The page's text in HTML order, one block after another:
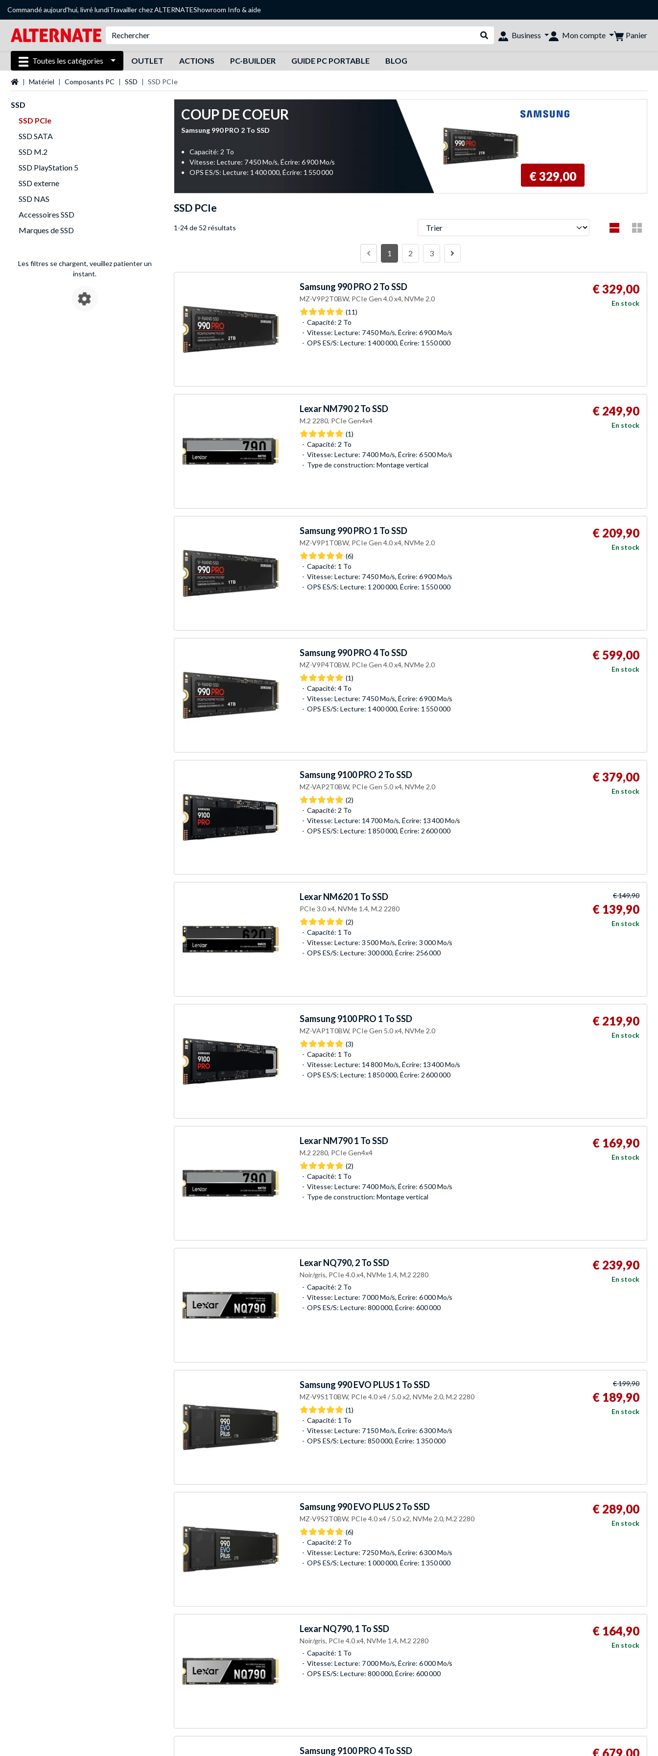
Commandé aujourd'hui, livré lundiTravailler chez ALTERNATEShowroom Info & aide
Rechercher dans le shop
Business Mon compte Panier
Toutes les catégories OUTLET ACTIONS PC-BUILDER GUIDE PC PORTABLE BLOG
Page d'accueil
Matériel Composants PC SSD SSD PCIe
SSD
SSD PCIe
SSD SATA
SSD M.2
SSD PlayStation 5
SSD externe
SSD NAS
Accessoires SSD
Marques de SSD
Les filtres se chargent, veuillez patienter un
instant.
COUP DE COEUR
Samsung 990 PRO 2 To SSD
Capacité: 2 To
Vitesse: Lecture: 7 450 Mo/s, Écrire: 6 900 Mo/s
OPS ES/S: Lecture: 1 400 000, Écrire: 1 550 000
€ 329,00
SSD PCIe
1-24 de 52 résultats Trier
1 2 3
Samsung 990 PRO 2 To SSD
MZ-V9P2T0BW, PCIe Gen 4.0 x4, NVMe 2.0
(11)
Capacité: 2 To
Vitesse: Lecture: 7 450 Mo/s, Écrire: 6 900 Mo/s
OPS ES/S: Lecture: 1 400 000, Écrire: 1 550 000
€ 329,00
En stock
LexarNM790 2 To SSD
M.2 2280, PCIe Gen4x4
(1)
Capacité: 2 To
Vitesse: Lecture: 7 400 Mo/s, Écrire: 6 500 Mo/s
Type de construction: Montage vertical
€ 249,90
En stock
Samsung 990 PRO 1 To SSD
MZ-V9P1T0BW, PCIe Gen 4.0 x4, NVMe 2.0
(6)
Capacité: 1 To
Vitesse: Lecture: 7 450 Mo/s, Écrire: 6 900 Mo/s
OPS ES/S: Lecture: 1 200 000, Écrire: 1 550 000
€ 209,90
En stock
Samsung 990 PRO 4 To SSD
MZ-V9P4T0BW, PCIe Gen 4.0 x4, NVMe 2.0
(1)
Capacité: 4 To
Vitesse: Lecture: 7 450 Mo/s, Écrire: 6 900 Mo/s
OPS ES/S: Lecture: 1 400 000, Écrire: 1 550 000
€ 599,00
En stock
Samsung 9100 PRO 2 To SSD
MZ-VAP2T0BW, PCIe Gen 5.0 x4, NVMe 2.0
(2)
Capacité: 2 To
Vitesse: Lecture: 14 700 Mo/s, Écrire: 13 400 Mo/s
OPS ES/S: Lecture: 1 850 000, Écrire: 2 600 000
€ 379,00
En stock
LexarNM620 1 To SSD
PCIe 3.0 x4, NVMe 1.4, M.2 2280
(2)
Capacité: 1 To
Vitesse: Lecture: 3 500 Mo/s, Écrire: 3 000 Mo/s
OPS ES/S: Lecture: 300 000, Écrire: 256 000
€ 149,90
€ 139,90
En stock
Samsung 9100 PRO 1 To SSD
MZ-VAP1T0BW, PCIe Gen 5.0 x4, NVMe 2.0
(3)
Capacité: 1 To
Vitesse: Lecture: 14 800 Mo/s, Écrire: 13 400 Mo/s
OPS ES/S: Lecture: 1 850 000, Écrire: 2 600 000
€ 219,90
En stock
LexarNM790 1 To SSD
M.2 2280, PCIe Gen4x4
(2)
Capacité: 1 To
Vitesse: Lecture: 7 400 Mo/s, Écrire: 6 500 Mo/s
Type de construction: Montage vertical
€ 169,90
En stock
LexarNQ790, 2 To SSD
Noir/gris, PCIe 4.0 x4, NVMe 1.4, M.2 2280
Capacité: 2 To
Vitesse: Lecture: 7 000 Mo/s, Écrire: 6 000 Mo/s
OPS ES/S: Lecture: 800 000, Écrire: 600 000
€ 239,90
En stock
Samsung 990 EVO PLUS 1 To SSD
MZ-V9S1T0BW, PCIe 4.0 x4 / 5.0 x2, NVMe 2.0, M.2 2280
(1)
Capacité: 1 To
Vitesse: Lecture: 7 150 Mo/s, Écrire: 6 300 Mo/s
OPS ES/S: Lecture: 850 000, Écrire: 1 350 000
€ 199,90
€ 189,90
En stock
Samsung 990 EVO PLUS 2 To SSD
MZ-V9S2T0BW, PCIe 4.0 x4 / 5.0 x2, NVMe 2.0, M.2 2280
(6)
Capacité: 2 To
Vitesse: Lecture: 7 250 Mo/s, Écrire: 6 300 Mo/s
OPS ES/S: Lecture: 1 000 000, Écrire: 1 350 000
€ 289,00
En stock
LexarNQ790, 1 To SSD
Noir/gris, PCIe 4.0 x4, NVMe 1.4, M.2 2280
Capacité: 1 To
Vitesse: Lecture: 7 000 Mo/s, Écrire: 6 000 Mo/s
OPS ES/S: Lecture: 800 000, Écrire: 600 000
€ 164,90
En stock
Samsung 9100 PRO 4 To SSD € 679,00